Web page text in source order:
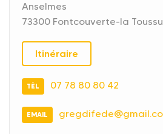
Anselmes
73300 Fontcouverte-la
Itinéraire
TÉL 07 78 80 80 42
EMAIL